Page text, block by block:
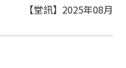
【堂訊】2025年08月